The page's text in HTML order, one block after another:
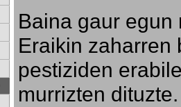
Baina gaur egun
Eraikin zaharren
pestiziden
murrizten dituzte.